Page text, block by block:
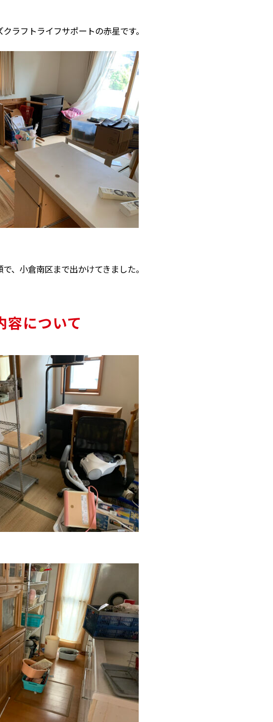
ラフトライフサポートの赤星です。
、小倉南区まで出かけてきました。
について